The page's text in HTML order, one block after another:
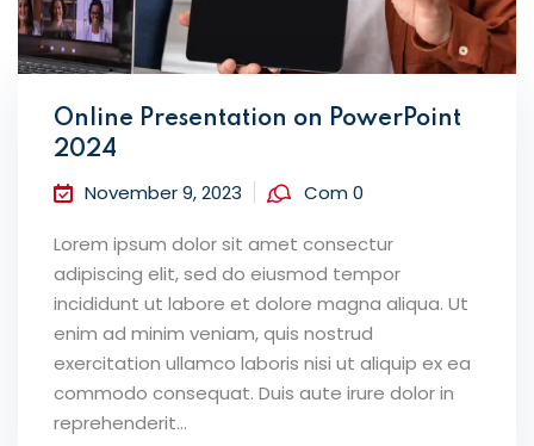
Online Presentation on PowerPoint
2024
November 9, 2023 Com 0
Lorem ipsum dolor sit amet consectur
adipiscing elit, sed do eiusmod tempor
incididunt ut labore et dolore magna aliqua. Ut
enim ad minim veniam, quis nostrud
exercitation ullamco laboris nisi ut aliquip ex ea
commodo consequat. Duis aute irure dolor in
reprehenderit...